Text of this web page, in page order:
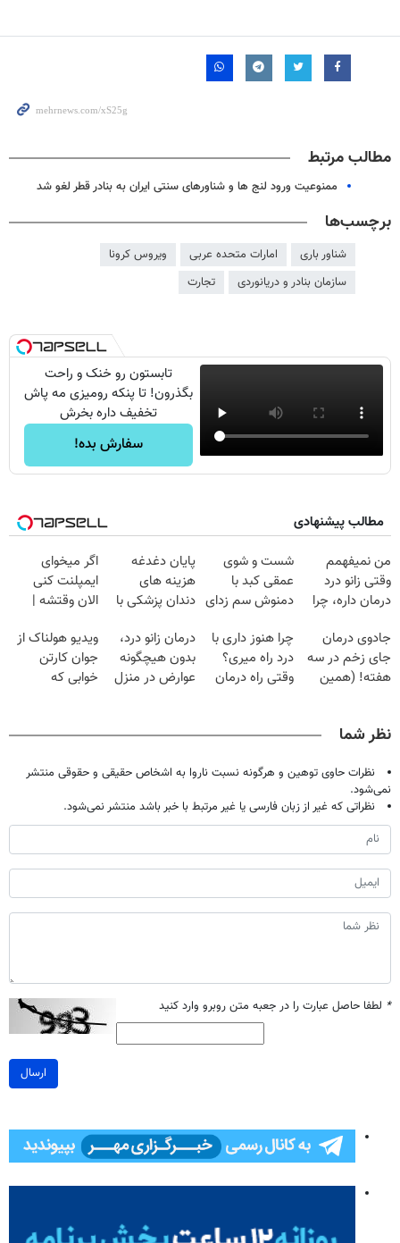
مطالب مرتبط
ممنوعیت ورود لنج ها و شناورهای سنتی ایران به بنادر قطر لغو شد
برچسب‌ها
شناور باری امارات متحده عربی
ویروس کرونا
سازمان بنادر و دریانوردی
تجارت
تابستون رو خنک و راحت
بگذرون! تا پنکه رومیزی مه پاش
تخفیف داره بخرش
سفارش بده!
مطالب پیشنهادی
من نمیفهمم
وقتی زانو درد
درمان داره، چرا
تحمل میکنی؟❗
شست و شوی
عمقی کبد با
دمنوش سم زدای
پایان دغدغه
هزینه های
دندان پزشکی با
خانگی
اگر میخوای
ایمپلنت کنی
الان وقتشه |
میلیون تومان!!!
جادوی درمان
جای زخم در سه
هفته! (همین
چرا هنوز داری با
درد راه میری؟
وقتی راه درمان
درمان زانو درد،
بدون هیچگونه
عوارض در منزل
ویدیو هولناک از
جوان کارتن
خوابی که
نظر شما
نظرات حاوی توهین و هرگونه نسبت ناروا به اشخاص حقیقی و حقوقی منتشر
نمی‌شود.
نظراتی که غیر از زبان فارسی یا غیر مرتبط با خبر باشد منتشر نمی‌شود.
* لطفا حاصل عبارت را در جعبه متن روبرو وارد کنید
ارسال